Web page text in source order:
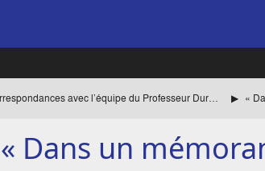
Correspondances avec l’équipe du Professeur Duroselle
« Dans un